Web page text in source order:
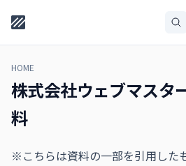
HOME
株式会社ウェブマスタ
料
※こちらは資料の一部を引用した